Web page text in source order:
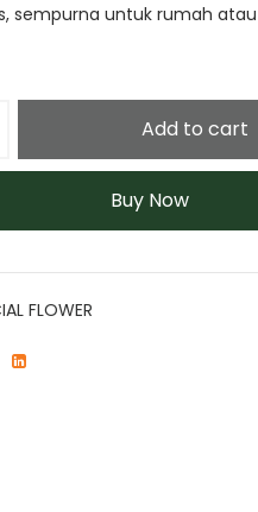
sempurna untuk rumah
Add to cart
Buy Now
FLOWER